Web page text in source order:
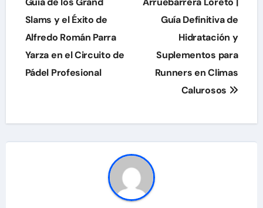
entradas
Slams y el Éxito de
Alfredo Román Parra
Yarza en el Circuito de
Pádel Profesional
Guía Definitiva de
Hidratación y
Suplementos para
Runners en Climas
Calurosos